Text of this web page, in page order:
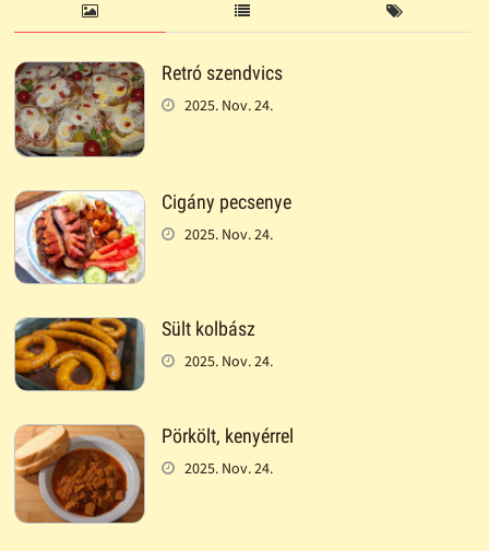
Retró szendvics
2025. Nov. 24.
Cigány pecsenye
2025. Nov. 24.
Sült kolbász
2025. Nov. 24.
Pörkölt, kenyérrel
2025. Nov. 24.